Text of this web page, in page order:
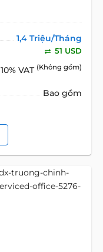
1,4 Triệu/Tháng
51 USD
10% VAT (Không gồm)
Bao gồm